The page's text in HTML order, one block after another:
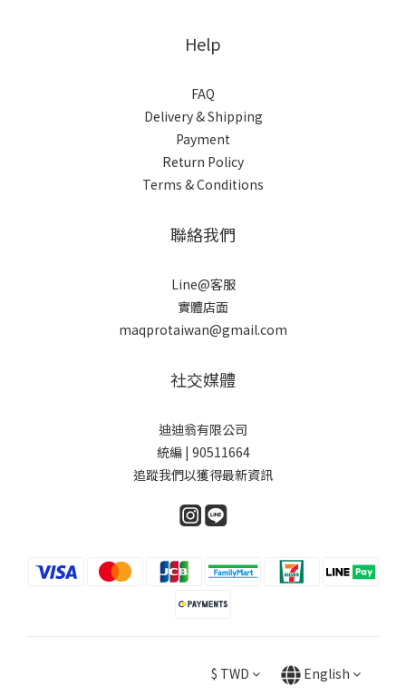
Help
FAQ
Delivery & Shipping
Payment
Return Policy
Terms & Conditions
聯絡我們
Line@客服
實體店面
maqprotaiwan@gmail.com
社交媒體
迪迪翁有限公司
統編 | 90511664
追蹤我們以獲得最新資訊
$ TWD English